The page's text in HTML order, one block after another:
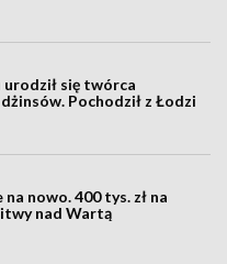
się twórca
Pochodził z Łodzi
nowo. 400 tys. zł na
nad Wartą